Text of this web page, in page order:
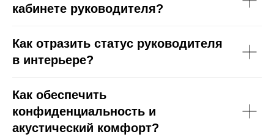
кабинете руководителя?
Как отразить статус руководителя
в интерьере?
Как обеспечить
конфиденциальность и
акустический комфорт?